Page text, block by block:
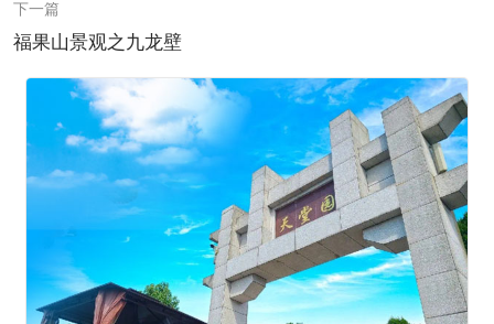
下一篇
福果山景观之九龙壁